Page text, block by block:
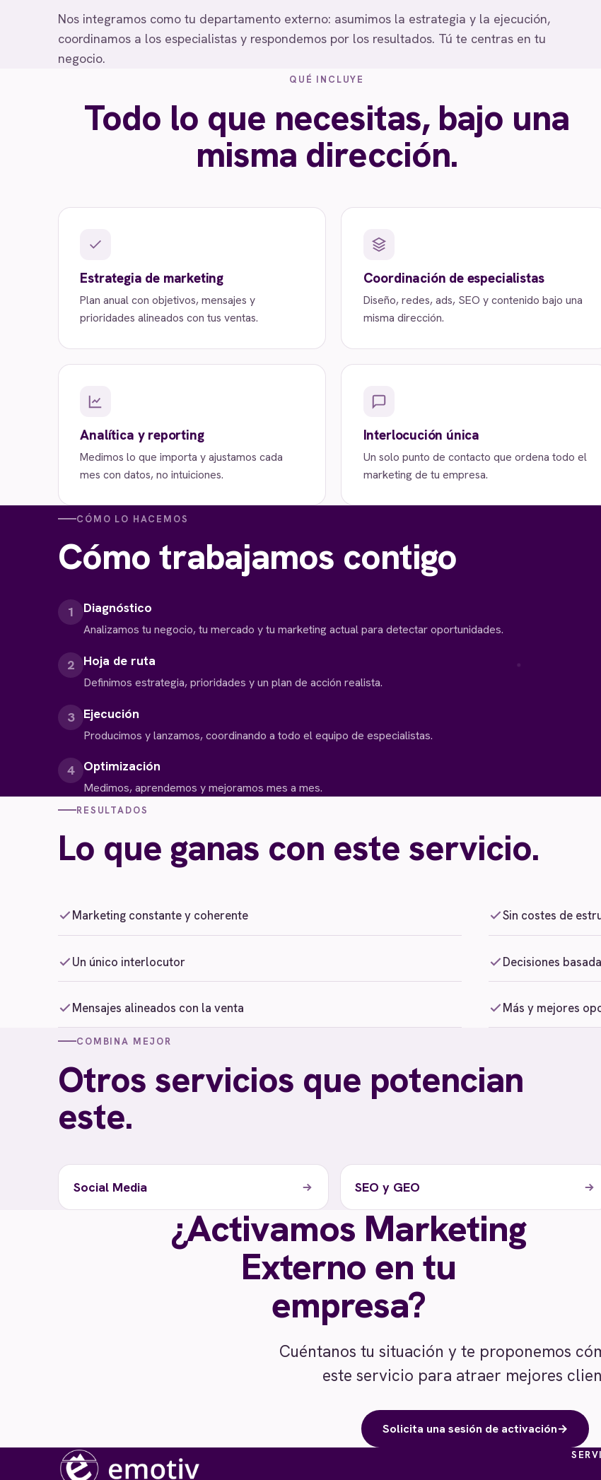
Nos integramos como tu departamento externo: asumimos la estrategia y la ejecución,
coordinamos a los especialistas y respondemos por los resultados. Tú te centras en tu
negocio.
QUÉ INCLUYE
Todo lo que necesitas, bajo una
misma dirección.
Estrategia de marketing
Plan anual con objetivos, mensajes y
prioridades alineados con tus ventas.
Coordinación de especialistas
Diseño, redes, ads, SEO y contenido bajo una
misma dirección.
Analítica y reporting
Medimos lo que importa y ajustamos cada
mes con datos, no intuiciones.
Interlocución única
Un solo punto de contacto que ordena todo el
marketing de tu empresa.
CÓMO LO HACEMOS
Cómo trabajamos contigo
1 Diagnóstico
Analizamos tu negocio, tu mercado y tu marketing actual para detectar oportunidades.
2 Hoja de ruta
Definimos estrategia, prioridades y un plan de acción realista.
3 Ejecución
Producimos y lanzamos, coordinando a todo el equipo de especialistas.
4 Optimización
Medimos, aprendemos y mejoramos mes a mes.
RESULTADOS
Lo que ganas con este servicio.
Marketing constante y coherente Sin costes de
Un único interlocutor Decisiones
Mensajes alineados con la venta Más y mejores
COMBINA MEJOR
Otros servicios que potencian
este.
Social Media SEO y GEO
¿Activamos Marketing
Externo en tu
empresa?
Cuéntanos tu situación y te proponemos
este servicio para atraer mejores
Solicita una sesión de activación→